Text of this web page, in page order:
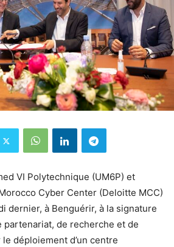
VI Polytechnique (UM6P) et
Cyber Center (Deloitte MCC)
dernier, à Benguérir, à la signature
partenariat, de recherche et de
déploiement d’un centre